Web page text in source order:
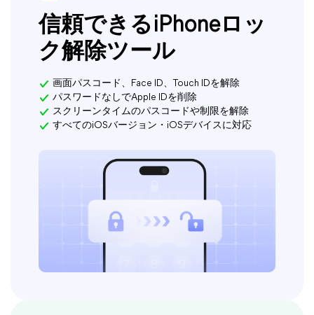
信頼できるiPhoneロッ
ク解除ツール
画面パスコード、Face ID、Touch IDを解除
パスワードなしでApple IDを削除
スクリーンタイムのパスコードや制限を解除
すべてのiOSバージョン・iOSデバイスに対応